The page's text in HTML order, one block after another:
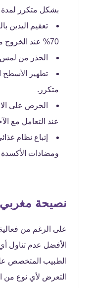
بشكل متكرر لمدة لا
تعقيم اليدين
70% عند الخروج من المنزل.
الحذر من لمس
تطهير الأسطح
متكرر.
الحرص على
عند التعامل مع
إتباع نظام
ومضادات الأكسدة
نصيحة مغربي
على الرغم من فعالية
الأفضل عدم تناول
الطبيب المتخصص
التعرض لأي نوع من